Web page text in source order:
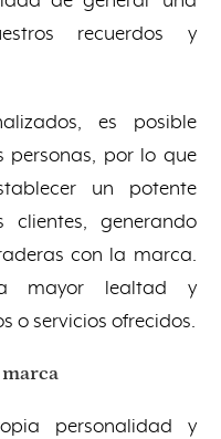
recuerdos y
es posible
personas, por lo que
un potente
clientes, generando
con la marca.
mayor lealtad y
o servicios ofrecidos.
personalidad y